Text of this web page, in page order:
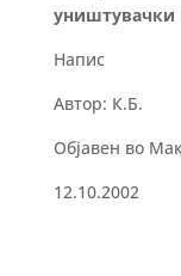
уништувачки
Напис
Автор: К.Б.
Објавен во
12.10.2002